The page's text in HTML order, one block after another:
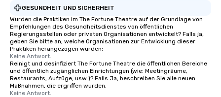
GESUNDHEIT UND SICHERHEIT
Wurden die Praktiken im The Fortune Theatre auf der Grundlage von
Empfehlungen des Gesundheitsdienstes von öffentlichen
Regierungsstellen oder privaten Organisationen entwickelt? Falls ja,
geben Sie bitte an, welche Organisationen zur Entwicklung dieser
Praktiken herangezogen wurden:
Keine Antwort.
Reinigt und desinfiziert The Fortune Theatre die öffentlichen Bereiche
und öffentlich zugänglichen Einrichtungen (wie: Meetingräume,
Restaurants, Aufzüge, usw.)? Falls Ja, beschreiben Sie alle neuen
Maßnahmen, die ergriffen wurden.
Keine Antwort.